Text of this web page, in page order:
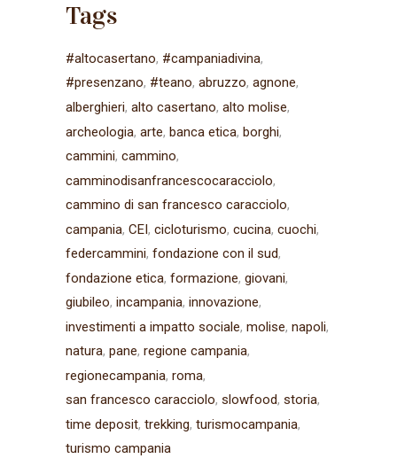
Tags
#altocasertano #campaniadivina
#presenzano #teano abruzzo agnone
alberghieri alto casertano alto molise
archeologia arte banca etica borghi
cammini cammino
camminodisanfrancescocaracciolo
cammino di san francesco caracciolo
campania CEI cicloturismo cucina cuochi
federcammini fondazione con il sud
fondazione etica formazione giovani
giubileo incampania innovazione
investimenti a impatto sociale molise napoli
natura pane regione campania
regionecampania roma
san francesco caracciolo slowfood storia
time deposit trekking turismocampania
turismo campania